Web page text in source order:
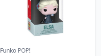
Funko POP!